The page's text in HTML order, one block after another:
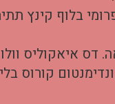
בלוף קינץ
דס איאקוליס
קורוס